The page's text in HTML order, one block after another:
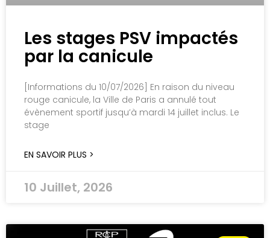
Les stages PSV impactés
par la canicule
[Informations du 10/07/2026] En raison du niveau
rouge canicule, la Ville de Paris a annulé tout
évènement sportif jusqu’à mardi 14 juillet inclus. Le
stage
EN SAVOIR PLUS >
10 Juillet, 2026